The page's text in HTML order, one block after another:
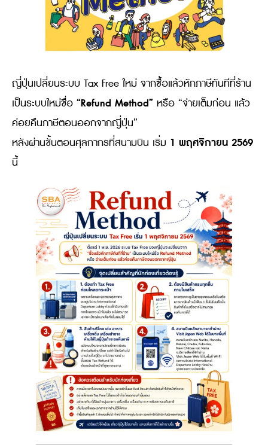
ญี่ปุ่นเปลี่ยนระบบ Tax Free ใหม่ จากซื้อแล้วหักภาษีทันทีที่ร้าน
เป็นระบบใหม่ชื่อ “Refund Method” หรือ “จ่ายเต็มก่อน แล้ว
ค่อยคืนภาษีตอนออกจากญี่ปุ่น”
หลังผ่านขั้นตอนศุลกากรที่สนามบิน เริ่ม 1 พฤศจิกายน 2569
นี้